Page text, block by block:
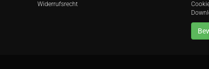
Widerrufsrecht